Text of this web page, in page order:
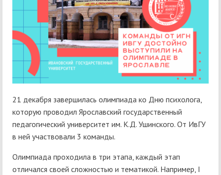
21 декабря завершилась олимпиада ко Дню психолога,
которую проводил Ярославский государственный
педагогический университет им. К.Д. Ушинского. От ИвГУ
в ней участвовали 3 команды.
Олимпиада проходила в три этапа, каждый этап
отличался своей сложностью и тематикой. Например, I